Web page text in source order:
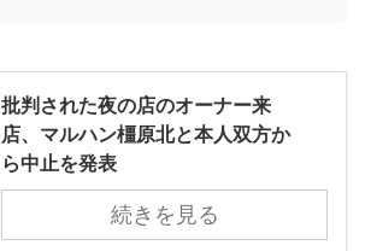
批判された夜の店のオーナー来
店、マルハン橿原北と本人双方か
ら中止を発表
続きを見る